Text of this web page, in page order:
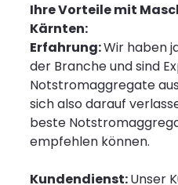
Ihre Vorteile mit
Kärnten:
Erfahrung:Wir haben
der Branche und sind
Notstromaggregate
sich also darauf
beste
empfehlen können.
Kundendienst:Unser